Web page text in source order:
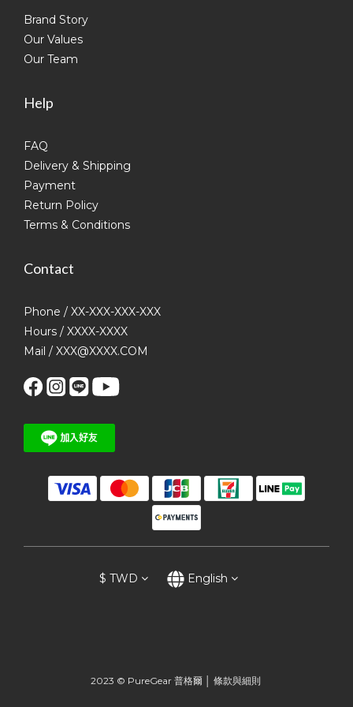
Brand Story
Our Values
Our Team
Help
FAQ
Delivery & Shipping
Payment
Return Policy
Terms & Conditions
Contact
Phone / XX-XXX-XXX-XXX
Hours / XXXX-XXXX
Mail / XXX@XXXX.COM
$ TWD English
2023 © PureGear 普格爾 │ 條款與細則